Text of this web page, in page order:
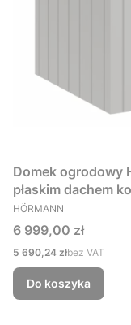
Domek ogrodowy
płaskim dachem
229x181 cm
PRODUCENT
HÖRMANN
Cena
6 999,00 zł
Cena
5 690,24 złbez VAT
Do koszyka